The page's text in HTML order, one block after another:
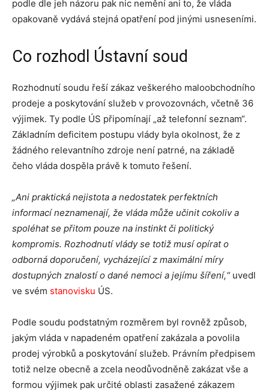
podle dle jeh názoru pak nic nemění ani to, že vláda
opakovaně vydává stejná opatření pod jinými usneseními.
Co rozhodl Ústavní soud
Rozhodnutí soudu řeší zákaz veškerého maloobchodního
prodeje a poskytování služeb v provozovnách, včetně 36
výjimek. Ty podle ÚS připomínají „až telefonní seznam“.
Základním deficitem postupu vlády byla okolnost, že z
žádného relevantního zdroje není patrné, na základě
čeho vláda dospěla právě k tomuto řešení.
„Ani praktická nejistota a nedostatek perfektních
informací neznamenají, že vláda může učinit cokoliv a
spoléhat se přitom pouze na instinkt či politický
kompromis. Rozhodnutí vlády se totiž musí opírat o
odborná doporučení, vycházející z maximální míry
dostupných znalostí o dané nemoci a jejímu šíření,“ uvedl
ve svém stanovisku ÚS.
Podle soudu podstatným rozměrem byl rovněž způsob,
jakým vláda v napadeném opatření zakázala a povolila
prodej výrobků a poskytování služeb. Právním předpisem
totiž nelze obecně a zcela neodůvodněně zakázat vše a
formou výjimek pak určité oblasti zasažené zákazem